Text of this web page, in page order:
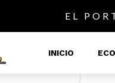
EL
INICIO